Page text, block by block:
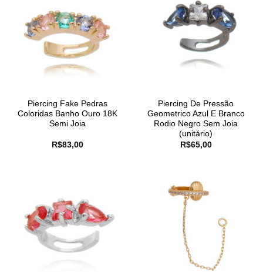
Piercing Fake Pedras
Coloridas Banho Ouro 18K
Semi Joia
R$83,00
Piercing De Pressão
Geometrico Azul E Branco
Rodio Negro Sem Joia
(unitário)
R$65,00